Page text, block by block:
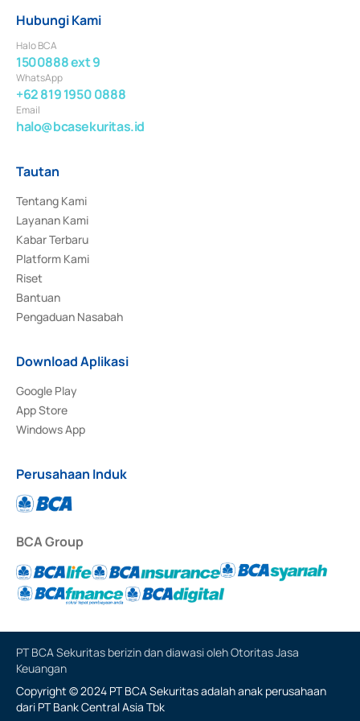
Hubungi Kami
Halo BCA
1500888 ext 9
WhatsApp
+62 819 1950 0888
Email
halo@bcasekuritas.id
Tautan
Tentang Kami
Layanan Kami
Kabar Terbaru
Platform Kami
Riset
Bantuan
Pengaduan Nasabah
Download Aplikasi
Google Play
App Store
Windows App
Perusahaan Induk
BCA Group
PT BCA Sekuritas berizin dan diawasi oleh Otoritas Jasa
Keuangan
Copyright © 2024 PT BCA Sekuritas adalah anak perusahaan
dari PT Bank Central Asia Tbk